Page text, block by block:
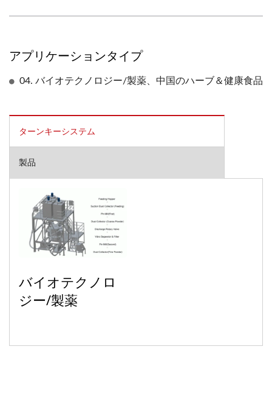
アプリケーションタイプ
04. バイオテクノロジー/製薬、中国のハーブ＆健康食品
ターンキーシステム
製品
バイオテクノロ
ジー/製薬